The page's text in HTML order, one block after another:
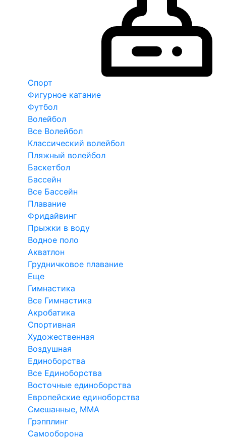
Спорт
Фигурное катание
Футбол
Волейбол
Все Волейбол
Классический волейбол
Пляжный волейбол
Баскетбол
Бассейн
Все Бассейн
Плавание
Фридайвинг
Прыжки в воду
Водное поло
Акватлон
Грудничковое плавание
Еще
Гимнастика
Все Гимнастика
Акробатика
Спортивная
Художественная
Воздушная
Единоборства
Все Единоборства
Восточные единоборства
Европейские единоборства
Смешанные, ММА
Грэпплинг
Самооборона